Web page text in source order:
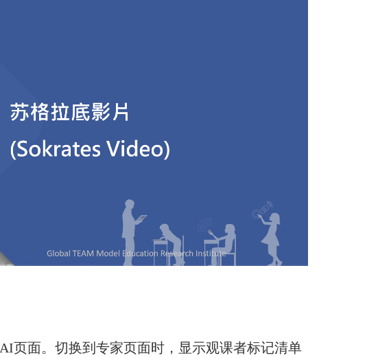
AI页面。切换到专家页面时，显示观课者标记清单